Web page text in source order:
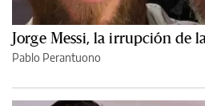
Jorge Messi, la irrupción de
Pablo Perantuono